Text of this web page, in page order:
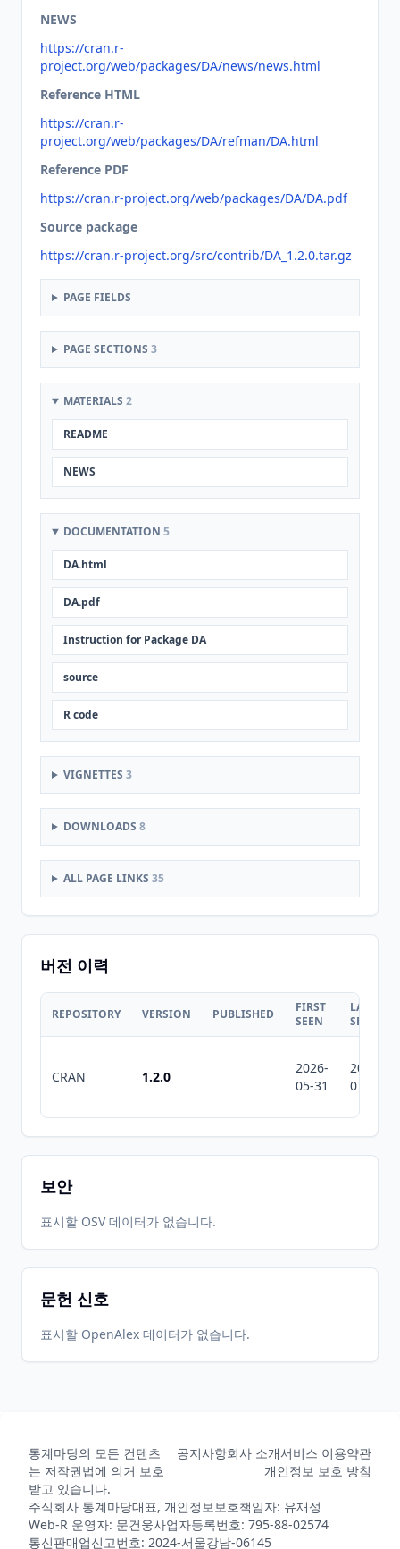
NEWS
https://cran.r-
project.org/web/packages/DA/news/news.html
Reference HTML
https://cran.r-
project.org/web/packages/DA/refman/DA.html
Reference PDF
https://cran.r-project.org/web/packages/DA/DA.pdf
Source package
https://cran.r-project.org/src/contrib/DA_1.2.0.tar.gz
PAGE FIELDS
PAGE SECTIONS 3
MATERIALS 2
README
NEWS
DOCUMENTATION 5
DA.html
DA.pdf
Instruction for Package DA
source
R code
VIGNETTES 3
DOWNLOADS 8
ALL PAGE LINKS 35
버전 이력
REPOSITORY VERSION PUBLISHED
FIRST
SEEN
LAST
SEEN
CRAN 1.2.0
2026-
05-31
2026-
07-10
보안
표시할 OSV 데이터가 없습니다.
문헌 신호
표시할 OpenAlex 데이터가 없습니다.
통계마당의 모든 컨텐츠
는 저작권법에 의거 보호
받고 있습니다.
공지사항회사 소개서비스 이용약관
개인정보 보호 방침
주식회사 통계마당대표, 개인정보보호책임자: 유재성
Web-R 운영자: 문건웅사업자등록번호: 795-88-02574
통신판매업신고번호: 2024-서울강남-06145